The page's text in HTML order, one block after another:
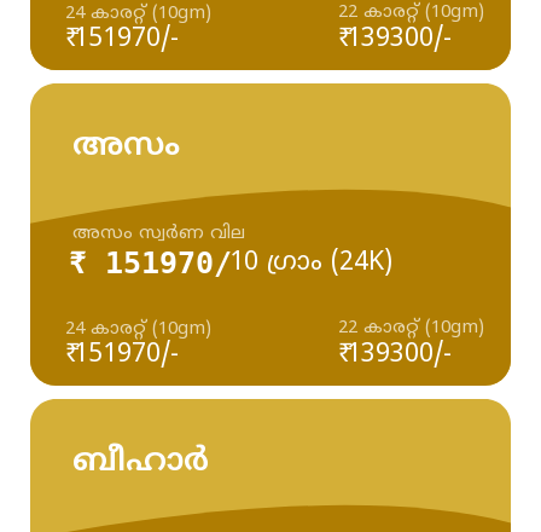
₹ 151970/-
24 കാരറ്റ് (10gm) 22 കാരറ്റ് (10gm)
₹ 139300/-
അസം
₹ 151970/10 ഗ്രാം (24K)
₹ 151970/-
24 കാരറ്റ് (10gm) 22 കാരറ്റ് (10gm)
അസം സ്വർണ വില
₹ 139300/-
ബീഹാർ